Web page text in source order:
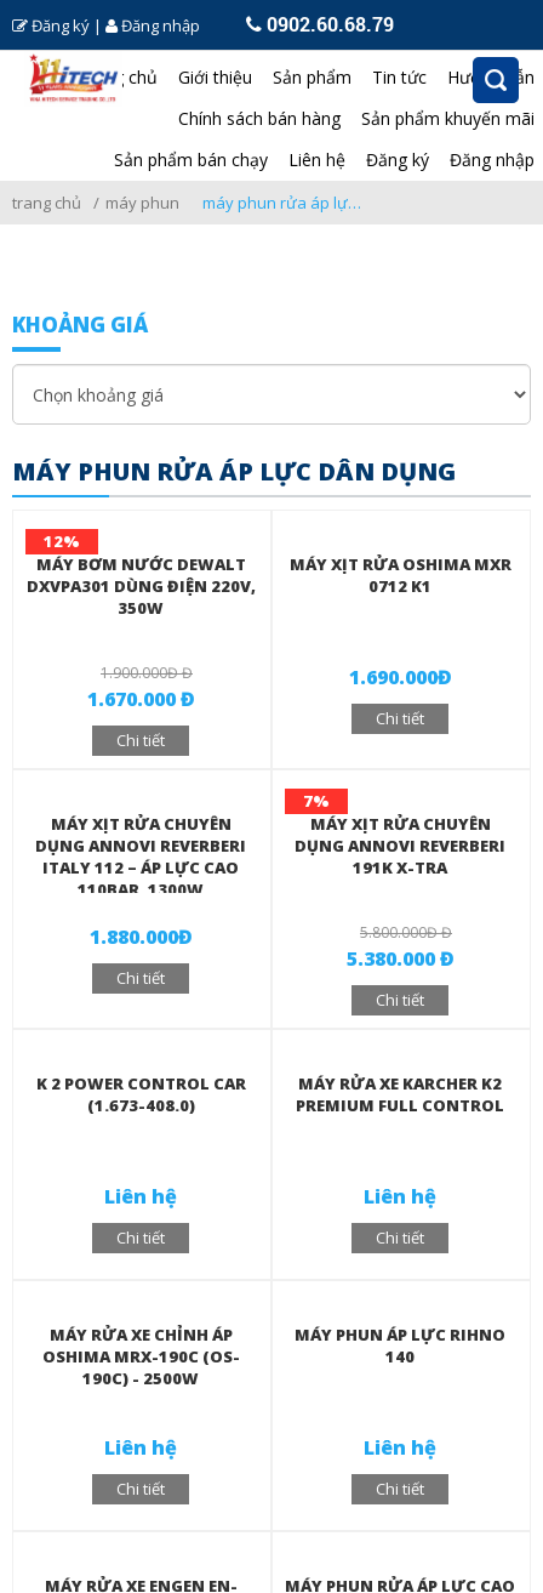
Đăng ký | Đăng nhập 0902.60.68.79
Trang chủ Giới thiệu Sản phẩm Tin tức
Hướng dẫn
Chính sách bán hàng
Sản phẩm khuyến mãi
Sản phẩm bán chạy
Liên hệ Đăng ký Đăng nhập
trang chủ máy phun rửa áp lực máy phun rửa áp lực dân dụng
KHOẢNG GIÁ
MÁY PHUN RỬA ÁP LỰC DÂN DỤNG
MÁY BƠM NƯỚC DEWALT
DXVPA301 DÙNG ĐIỆN 220V,
350W
1.900.000Đ Đ
1.670.000 Đ
12%
Chi tiết
MÁY XỊT RỬA OSHIMA MXR
0712 K1
1.690.000Đ
Chi tiết
MÁY XỊT RỬA CHUYÊN
DỤNG ANNOVI REVERBERI
ITALY 112 – ÁP LỰC CAO
110BAR, 1300W
1.880.000Đ
Chi tiết
MÁY XỊT RỬA CHUYÊN
DỤNG ANNOVI REVERBERI
191K X-TRA
5.800.000Đ Đ
5.380.000 Đ
7%
Chi tiết
K 2 POWER CONTROL CAR
(1.673-408.0)
Liên hệ
Chi tiết
MÁY RỬA XE KARCHER K2
PREMIUM FULL CONTROL
Liên hệ
Chi tiết
MÁY RỬA XE CHỈNH ÁP
OSHIMA MRX-190C (OS-
190C) - 2500W
Liên hệ
Chi tiết
MÁY PHUN ÁP LỰC RIHNO
140
Liên hệ
Chi tiết
MÁY RỬA XE ENGEN EN-
MÁY PHUN RỬA ÁP LỰC CAO